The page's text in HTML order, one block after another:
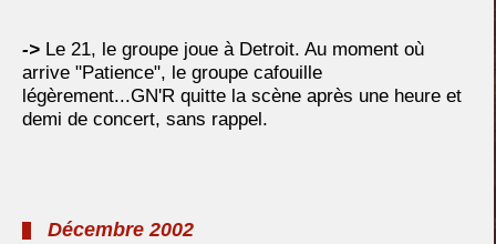
-> Le 21, le groupe joue à Detroit. Au moment où
arrive "Patience", le groupe cafouille
légèrement...GN'R quitte la scène après une heure et
demi de concert, sans rappel.
Décembre 2002